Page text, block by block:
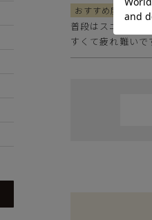
普段はスニーカ
すくて疲れ難いで